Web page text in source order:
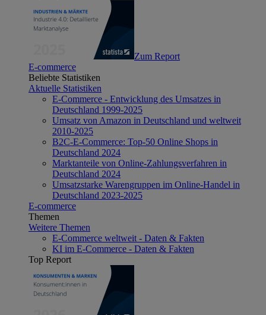
Zum Report
E-commerce
Beliebte Statistiken
Aktuelle Statistiken
E-Commerce - Entwicklung des Umsatzes in
Deutschland 1999-2025
Umsatz von Amazon in Deutschland und weltweit
2010-2025
B2C-E-Commerce: Top-50 Online Shops in
Deutschland 2024
Marktanteile von Online-Zahlungsverfahren in
Deutschland 2024
Umsatzstarke Warengruppen im Online-Handel in
Deutschland 2023-2025
E-commerce
Themen
Weitere Themen
E-Commerce weltweit - Daten & Fakten
KI im E-Commerce - Daten & Fakten
Top Report